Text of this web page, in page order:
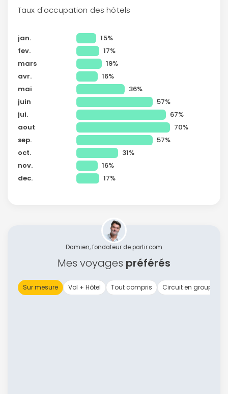
Taux d'occupation des hôtels
jan.
15%
fev.
17%
mars
19%
avr.
16%
mai
36%
juin
57%
jui.
67%
aout
70%
sep.
57%
oct.
31%
nov.
16%
dec.
17%
Damien, fondateur de partir.com
Mes voyages préférés
Sur mesure Vol + Hôtel Tout compris Circuit en groupe